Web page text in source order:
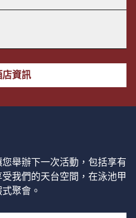
店資訊
舉辦下一次活動，包括享有
我們的天台空間，在泳池甲
聚會。